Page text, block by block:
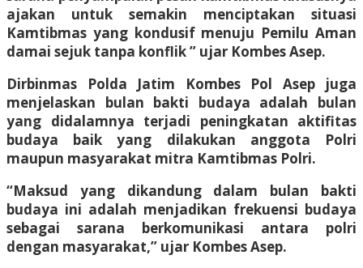
ajakan untuk semakin menciptakan situasi
Kamtibmas yang kondusif menuju Pemilu Aman
damai sejuk tanpa konflik ” ujar Kombes Asep.
Dirbinmas Polda Jatim Kombes Pol Asep juga
menjelaskan bulan bakti budaya adalah bulan
yang didalamnya terjadi peningkatan aktifitas
budaya baik yang dilakukan anggota Polri
maupun masyarakat mitra Kamtibmas Polri.
“Maksud yang dikandung dalam bulan bakti
budaya ini adalah menjadikan frekuensi budaya
sebagai sarana berkomunikasi antara polri
dengan masyarakat,” ujar Kombes Asep.